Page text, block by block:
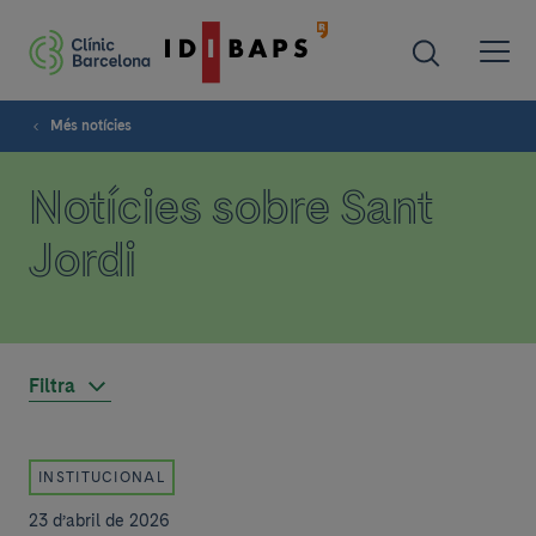
Més notícies
Notícies sobre Sant
Jordi
Filtra
INSTITUCIONAL
23 d’abril de 2026